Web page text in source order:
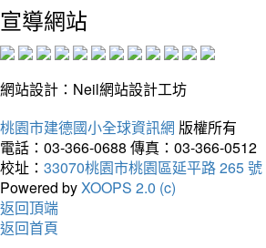
宣導網站
網站設計：Neil網站設計工坊
桃園市建德國小全球資訊網 版權所有
電話：03-366-0688 傳真：03-366-0512
校址： 33070桃園市桃園區延平路 265 號
Powered byXOOPS 2.0 (c)
返回頂端
返回首頁